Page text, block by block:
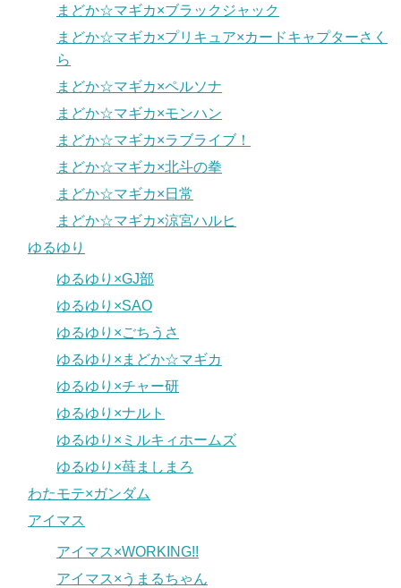
まどか☆マギカ×ブラックジャック
まどか☆マギカ×プリキュア×カードキャプターさく
ら
まどか☆マギカ×ペルソナ
まどか☆マギカ×モンハン
まどか☆マギカ×ラブライブ！
まどか☆マギカ×北斗の拳
まどか☆マギカ×日常
まどか☆マギカ×涼宮ハルヒ
ゆるゆり
ゆるゆり×GJ部
ゆるゆり×SAO
ゆるゆり×ごちうさ
ゆるゆり×まどか☆マギカ
ゆるゆり×チャー研
ゆるゆり×ナルト
ゆるゆり×ミルキィホームズ
ゆるゆり×苺ましまろ
わたモテ×ガンダム
アイマス
アイマス×WORKING!!
アイマス×うまるちゃん